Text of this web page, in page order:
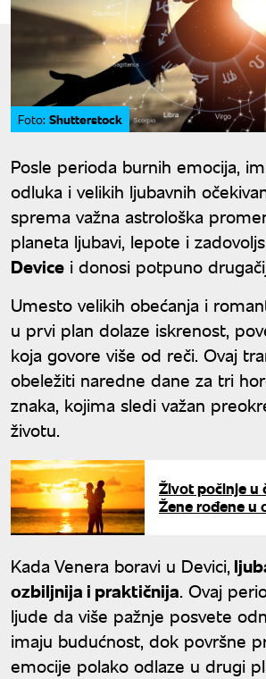
Foto: Shutterstock
Posle perioda burnih emocija,
odluka i velikih ljubavnih
sprema važna astrološka
planeta ljubavi, lepote i
Device i donosi potpuno
Umesto velikih obećanja i
u prvi plan dolaze iskrenost,
koja govore više od reči. Ovaj
obeležiti naredne dane za tri
znaka, kojima sledi važan
životu.
Život počinje u
Žene rođene u
Kada Venera boravi u Devici,
ozbiljnija i praktičnija. Ovaj
ljude da više pažnje posvete
imaju budućnost, dok površne
emocije polako odlaze u drugi